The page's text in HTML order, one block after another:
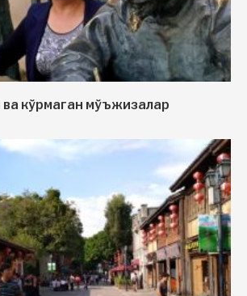
кўрмаган мўъжизалар